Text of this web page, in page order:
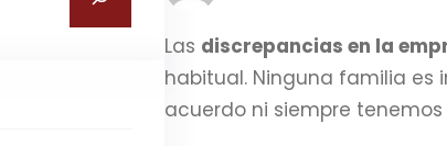
Las discrepancias en la
habitual. Ninguna familia es
acuerdo ni siempre